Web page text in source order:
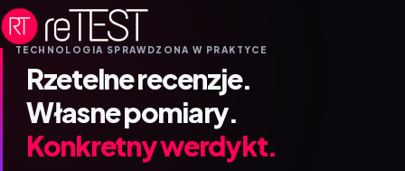
TECHNOLOGIA SPRAWDZONA W PRAKTYCE
Rzetelne recenzje.
Własne pomiary.
Konkretny werdykt.